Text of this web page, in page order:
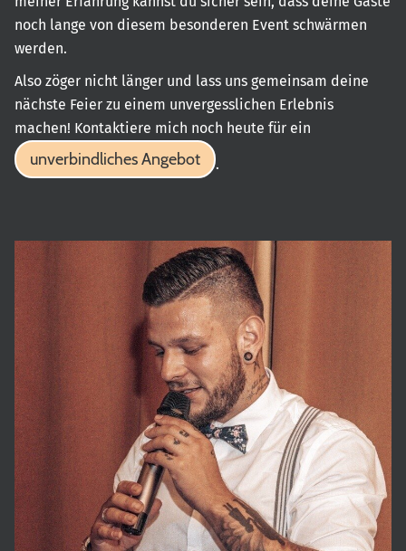
noch lange von diesem besonderen Event schwärmen
werden.
Also zöger nicht länger und lass uns gemeinsam deine
nächste Feier zu einem unvergesslichen Erlebnis
machen! Kontaktiere mich noch heute für ein
unverbindliches Angebot .